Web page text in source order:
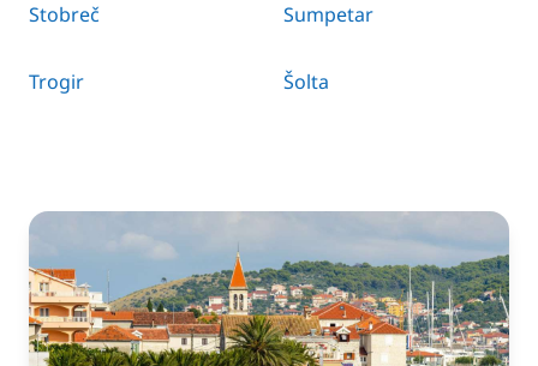
Stobreč Sumpetar
Trogir Šolta